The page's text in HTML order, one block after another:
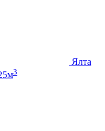
Ялта
3